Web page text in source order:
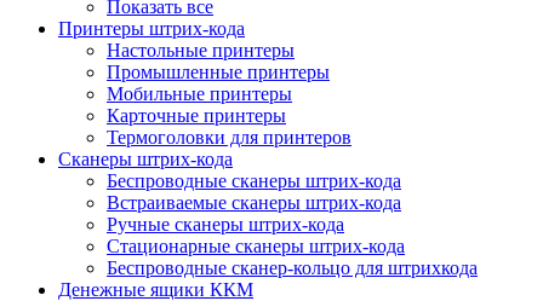
Показать все
Принтеры штрих-кода
Настольные принтеры
Промышленные принтеры
Мобильные принтеры
Карточные принтеры
Термоголовки для принтеров
Сканеры штрих-кода
Беспроводные сканеры штрих-кода
Встраиваемые сканеры штрих-кода
Ручные сканеры штрих-кода
Стационарные сканеры штрих-кода
Беспроводные сканер-кольцо для штрихкода
Денежные ящики ККМ